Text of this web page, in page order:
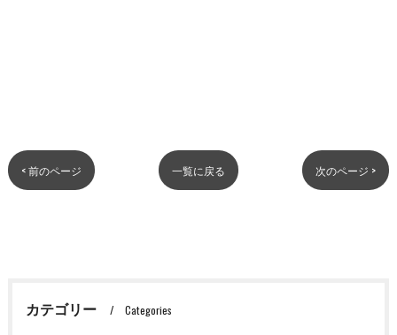
< 前のページ 一覧に戻る 次のページ >
カテゴリー Categories